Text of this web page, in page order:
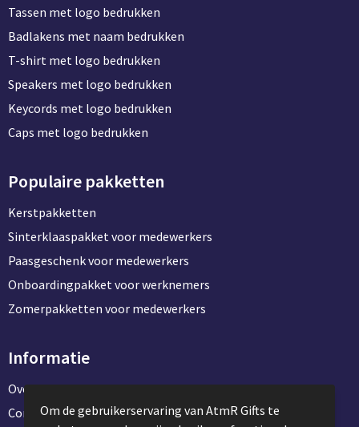
Tassen met logo bedrukken
Badlakens met naam bedrukken
T-shirt met logo bedrukken
Speakers met logo bedrukken
Keycords met logo bedrukken
Caps met logo bedrukken
Populaire pakketten
Kerstpakketten
Sinterklaaspakket voor medewerkers
Paasgeschenk voor medewerkers
Onboardingpakket voor werknemers
Zomerpakketten voor medewerkers
Informatie
Over ons
Contact en klantenservice
Om de gebruikerservaring van AtmR Gifts te